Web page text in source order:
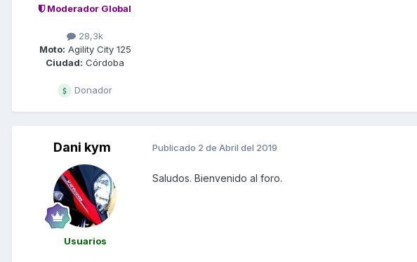
Moderador Global
28,3k
Moto: Agility City 125
Ciudad: Córdoba
Donador
Dani kym
Usuarios
Publicado 2 de Abril del 2019
Saludos. Bienvenido al foro.